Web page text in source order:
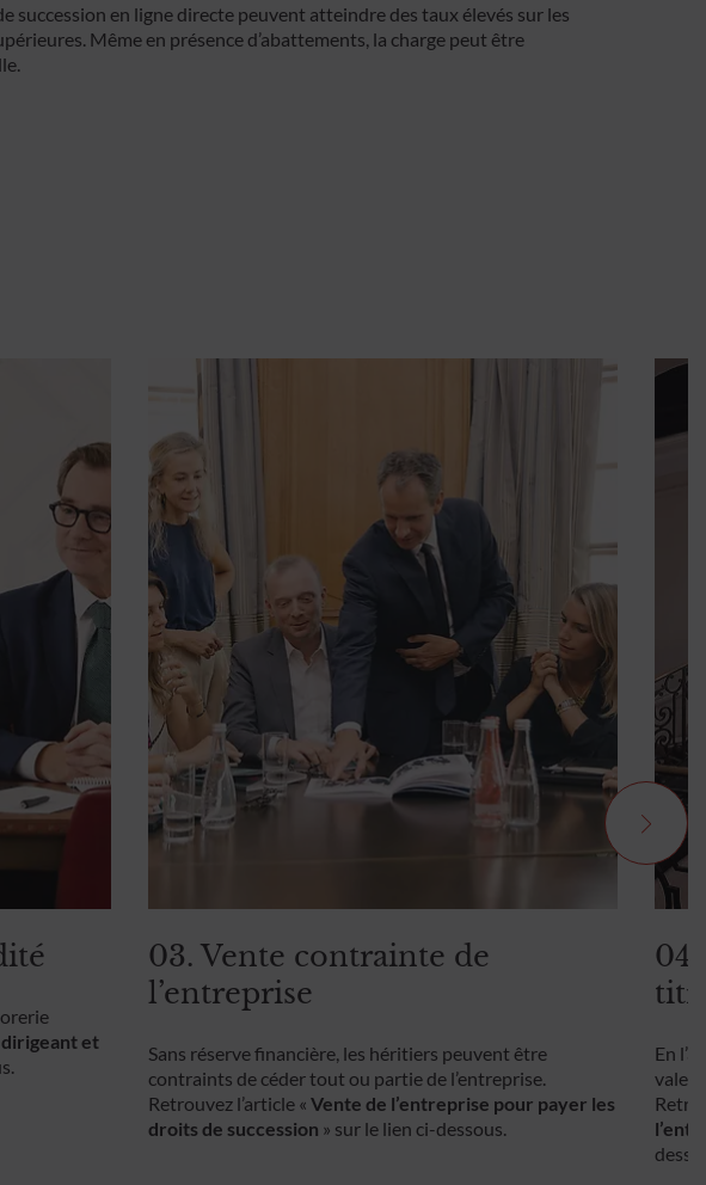
succession en ligne directe peuvent atteindre des taux élevés sur les
Même en présence d’abattements, la charge peut être
et
03. Vente contrainte de
l’entreprise
Sans réserve financière, les héritiers peuvent être
contraints de céder tout ou partie de l’entreprise.
Retrouvez l’article «Vente de l’entreprise pour payer les
droits de succession » sur le lien ci-dessous.
En